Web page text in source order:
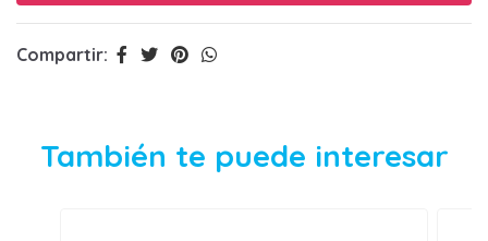
Compartir:
También te puede interesar